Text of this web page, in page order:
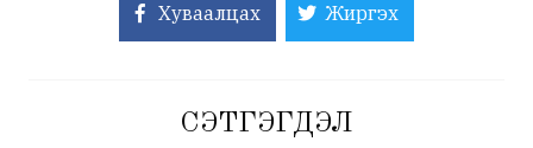
Хуваалцах Жиргэх
СЭТГЭГДЭЛ